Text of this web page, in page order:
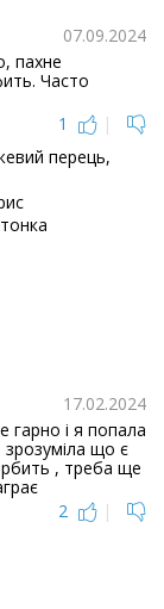
07.09.2024
пахне
Часто
1
|
перець
17.02.2024
гарно і я попала
що є
, треба ще
2
|